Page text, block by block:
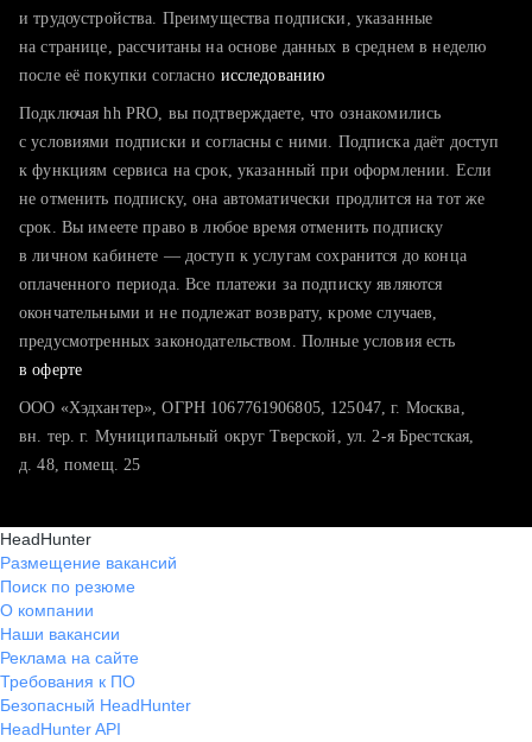
тратите много времени на поиск и вручную поднимаете
хотите сравнить себя с конкурентами и оценить шансы
и трудоустройства. Преимущества подписки, указанные
на странице, рассчитаны на основе данных в среднем в неделю
после её покупки согласно исследованию
Подключая hh PRO, вы подтверждаете, что ознакомились
с условиями подписки и согласны с ними. Подписка даёт доступ
к функциям сервиса на срок, указанный при оформлении. Если
не отменить подписку, она автоматически продлится на тот же
срок. Вы имеете право в любое время отменить подписку
в личном кабинете — доступ к услугам сохранится до конца
оплаченного периода. Все платежи за подписку являются
окончательными и не подлежат возврату, кроме случаев,
предусмотренных законодательством. Полные условия есть
в оферте
ООО «Хэдхантер», ОГРН 1067761906805, 125047, г. Москва,
вн. тер. г. Муниципальный округ Тверской, ул. 2-я Брестская,
д. 48, помещ. 25
HeadHunter
Размещение вакансий
Поиск по резюме
О компании
Наши вакансии
Реклама на сайте
Требования к ПО
Безопасный HeadHunter
HeadHunter API